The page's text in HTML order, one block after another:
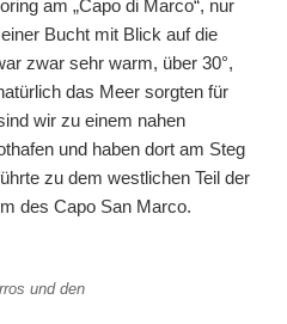
am „Capo di Marco“, nur
Bucht mit Blick auf die
zwar sehr warm, über 30°,
das Meer sorgten für
wir zu einem nahen
und haben dort am Steg
zu dem westlichen Teil der
des Capo San Marco.
und den